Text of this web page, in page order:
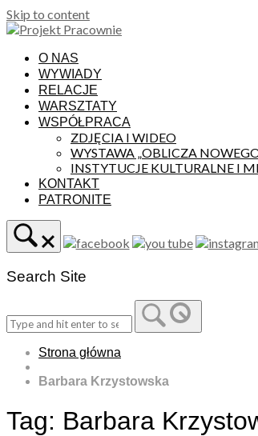
Skip to content
O NAS
WYWIADY
RELACJE
WARSZTATY
WSPÓŁPRACA
ZDJĘCIA I WIDEO
WYSTAWA „OBLICZA
INSTYTUCJE KULTURALNE I
KONTAKT
PATRONITE
Search Site
Strona główna
Barbara Krzystowska
Tag: Barbara